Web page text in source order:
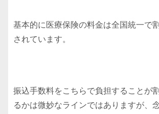
基本的に医療保険の料金は全国統一で
されています。
振込手数料をこちらで負担することが
るかは微妙なラインではありますが、